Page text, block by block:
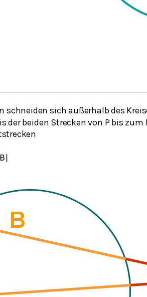
schneiden sich außerhalb des
der beiden Strecken von P bis zum
B